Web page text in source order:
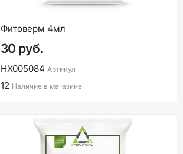
Фитоверм 4мл
30 руб.
НХ005084 Артикул
12 Наличие в магазине